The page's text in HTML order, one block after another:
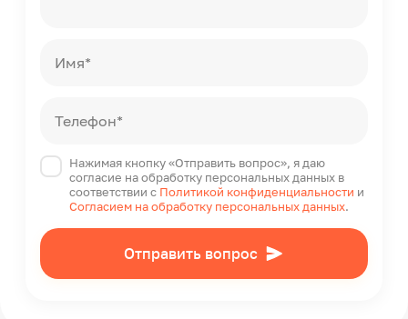
Имя*
Телефон*
Нажимая кнопку «Отправить вопрос», я даю
согласие на обработку персональных данных в
соответствии с Политикой конфиденциальности и
Согласием на обработку персональных данных.
Отправить вопрос